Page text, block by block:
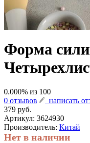
Форма
0.000% из 100
0 отзывов
написать
379 руб.
Артикул: 3624930
Производитель: Китай
Нет в наличии